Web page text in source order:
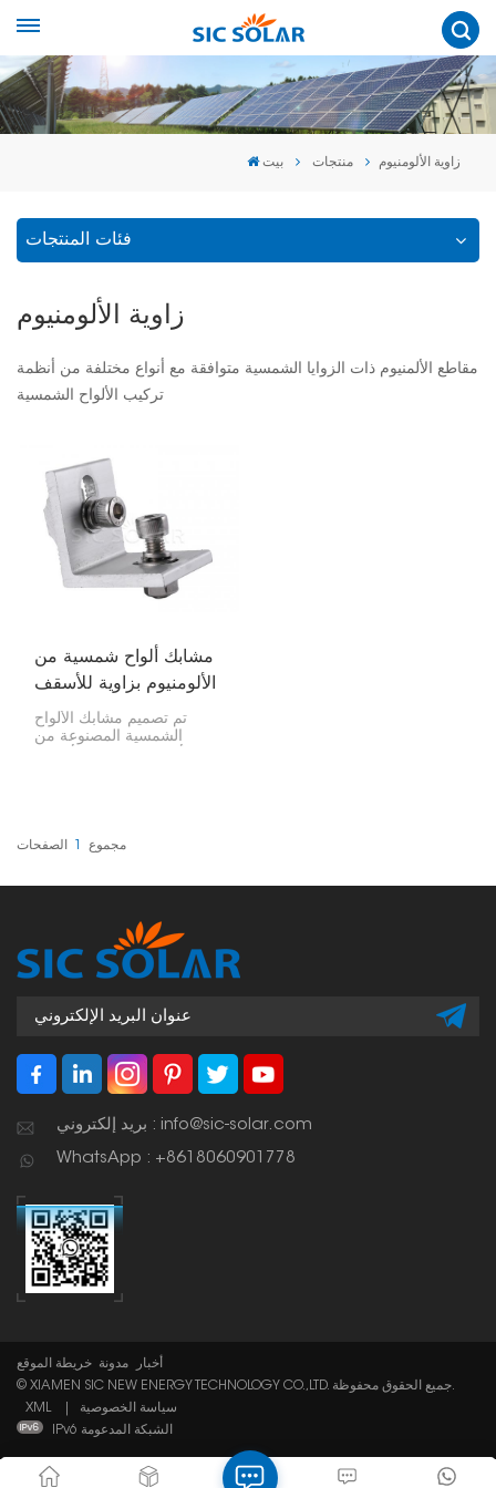
بيت منتجات زاوية الألومنيوم
فئات المنتجات
زاوية الألومنيوم
مقاطع الألمنيوم ذات الزوايا الشمسية متوافقة مع أنواع مختلفة من أنظمة
تركيب الألواح الشمسية
مشابك ألواح شمسية من
الألومنيوم بزاوية للأسقف
المعدنية
تم تصميم مشابك الألواح
الشمسية المصنوعة من
مجموع الصفحات
بريد إلكتروني : info@sic-solar.com
WhatsApp : +8618060901778
خريطة الموقع مدونة
أخبار
© XIAMEN SIC NEW ENERGY TECHNOLOGY CO.,LTD. جميع الحقوق محفوظة.
XML
سياسة الخصوصية
IPv6 الشبكة المدعومة